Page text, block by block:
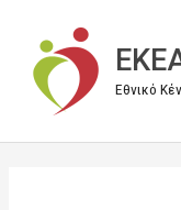
περιεχόμενο
Εθνικό